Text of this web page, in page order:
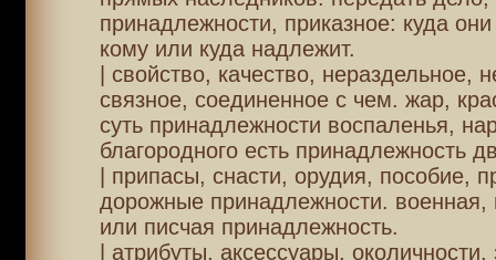
принадлежности, приказное: куда
кому или куда надлежит.
| свойство, качество, нераздельное,
связное, соединенное с чем. жар,
суть принадлежности воспаленья,
благородного есть принадлежность
| припасы, снасти, орудия, пособие,
дорожные принадлежности. военная,
или писчая принадлежность.
| атрибуты, аксессуары, околичности,